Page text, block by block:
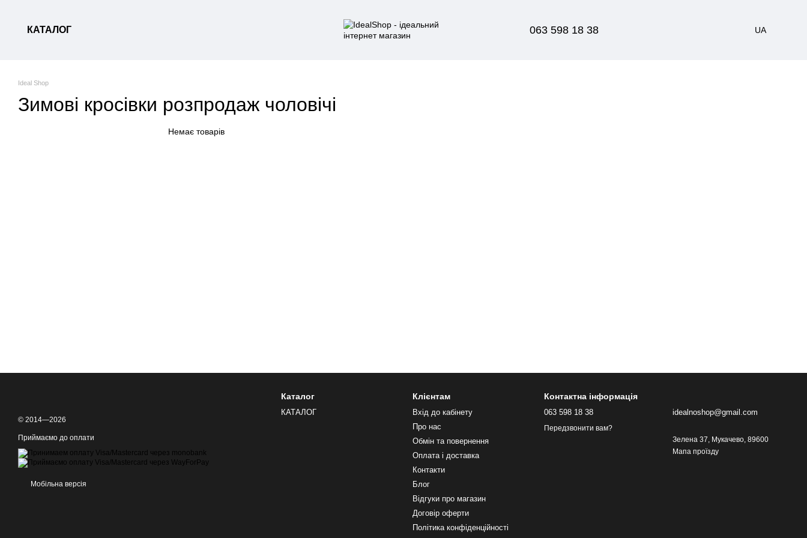
КАТАЛОГ 063 598 18 38 UA
Ideal Shop
Зимові кросівки розпродаж чоловічі
Немає товарів
© 2014—2026
Приймаємо до оплати
Мобільна версія
Каталог
КАТАЛОГ
Клієнтам
Вхід до кабінету
Про нас
Обмін та повернення
Оплата і доставка
Контакти
Блог
Відгуки про магазин
Договір оферти
Політика конфіденційності
Контактна інформація
063 598 18 38
Передзвонити вам?
idealnoshop@gmail.com
Зелена 37, Мукачево, 89600
Мапа проїзду